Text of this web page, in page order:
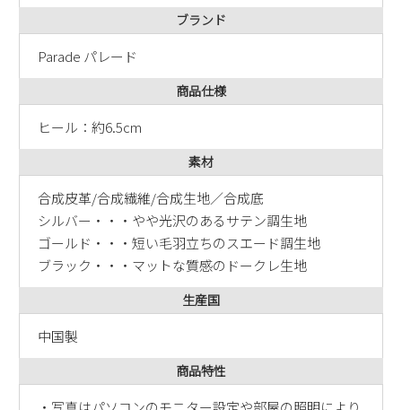
新規会員登録
会社概要
プライバシーポリシー
特定商取引法に基づく表示
お問い合わせ
ブランド
Parade パレード
商品仕様
ヒール：約6.5cm
素材
合成皮革/合成繊維/合成生地／合成底
シルバー・・・やや光沢のあるサテン調生地
ゴールド・・・短い毛羽立ちのスエード調生地
ブラック・・・マットな質感のドークレ生地
生産国
中国製
商品特性